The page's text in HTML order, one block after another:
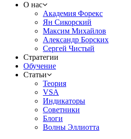
О нас
Академия Форекс
Ян Сикорский
Максим Михайлов
Александр Борских
Сергей Чистый
Стратегии
Обучение
Статьи
Теория
VSA
Индикаторы
Советники
Блоги
Волны Эллиотта